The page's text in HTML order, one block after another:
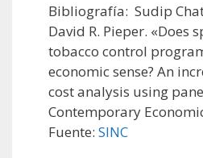
Bibliografía: Sudip
David R. Pieper. «Does
tobacco control
economic sense? An
cost analysis using
Contemporary
Fuente: SINC